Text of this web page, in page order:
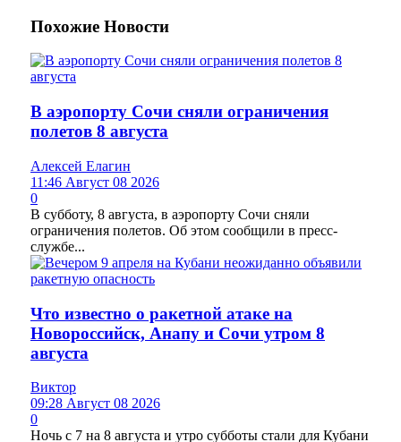
Похожие Новости
В аэропорту Сочи сняли ограничения
полетов 8 августа
Алексей Елагин
11:46 Август 08 2026
0
В субботу, 8 августа, в аэропорту Сочи сняли
ограничения полетов. Об этом сообщили в пресс-
службе...
Что известно о ракетной атаке на
Новороссийск, Анапу и Сочи утром 8
августа
Виктор
09:28 Август 08 2026
0
Ночь с 7 на 8 августа и утро субботы стали для Кубани